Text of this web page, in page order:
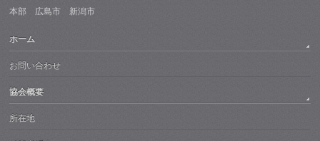
本部 広島市 新潟市
ホーム
お問い合わせ
協会概要
所在地